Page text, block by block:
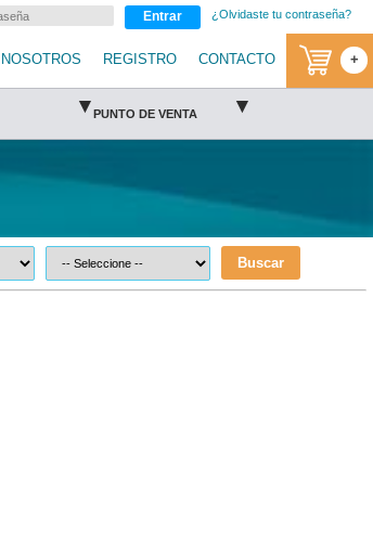
Entrar ¿Olvidaste tu contraseña?
NOSOTROS REGISTRO CONTACTO +
▾ PUNTO DE VENTA ▾
Buscar